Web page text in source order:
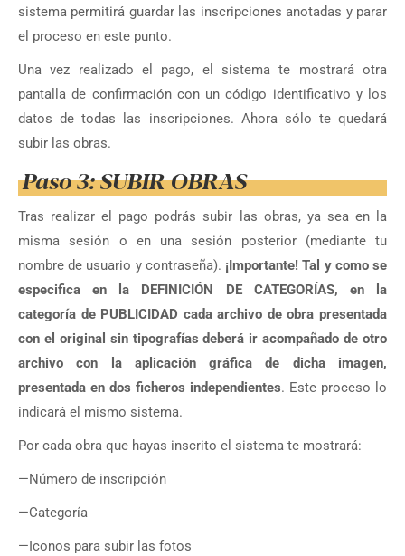
sistema permitirá guardar las inscripciones anotadas y parar
el proceso en este punto.
Una vez realizado el pago, el sistema te mostrará otra
pantalla de confirmación con un código identificativo y los
datos de todas las inscripciones. Ahora sólo te quedará
subir las obras.
Paso 3: SUBIR OBRAS
Tras realizar el pago podrás subir las obras, ya sea en la
misma sesión o en una sesión posterior (mediante tu
nombre de usuario y contraseña). ¡Importante! Tal y como se
especifica en la DEFINICIÓN DE CATEGORÍAS, en la
categoría de PUBLICIDAD cada archivo de obra presentada
con el original sin tipografías deberá ir acompañado de otro
archivo con la aplicación gráfica de dicha imagen,
presentada en dos ficheros independientes. Este proceso lo
indicará el mismo sistema.
Por cada obra que hayas inscrito el sistema te mostrará:
—Número de inscripción
—Categoría
—Iconos para subir las fotos